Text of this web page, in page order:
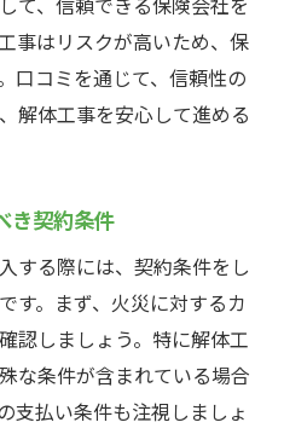
事はリスクが高いため、保
口コミを通じて、信頼性の
解体工事を安心して進める
き契約条件
する際には、契約条件をし
す。まず、火災に対するカ
認しましょう。特に解体工
な条件が含まれている場合
支払い条件も注視しましょ